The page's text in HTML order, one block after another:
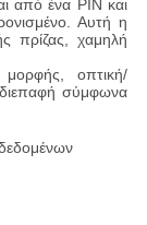
από ένα PIN και
Αυτή η
πρίζας, χαμηλή
μορφής, οπτική/
διεπαφή σύμφωνα